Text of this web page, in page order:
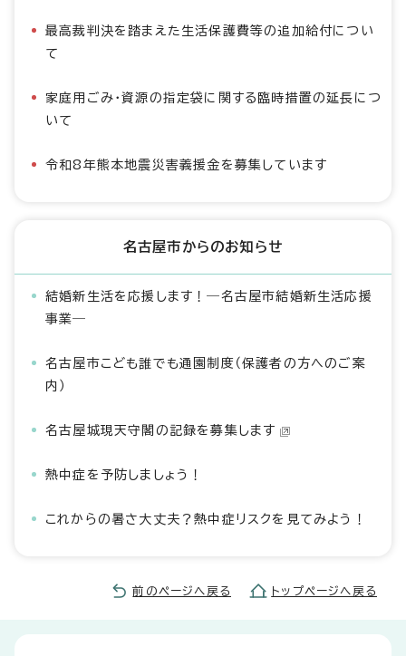
最高裁判決を踏まえた生活保護費等の追加給付につい
て
家庭用ごみ・資源の指定袋に関する臨時措置の延長につ
いて
令和8年熊本地震災害義援金を募集しています
名古屋市からのお知らせ
結婚新生活を応援します！―名古屋市結婚新生活応援
事業―
名古屋市こども誰でも通園制度（保護者の方へのご案
内）
名古屋城現天守閣の記録を募集します
熱中症を予防しましょう！
これからの暑さ大丈夫？熱中症リスクを見てみよう！
前のページへ戻る トップページへ戻る